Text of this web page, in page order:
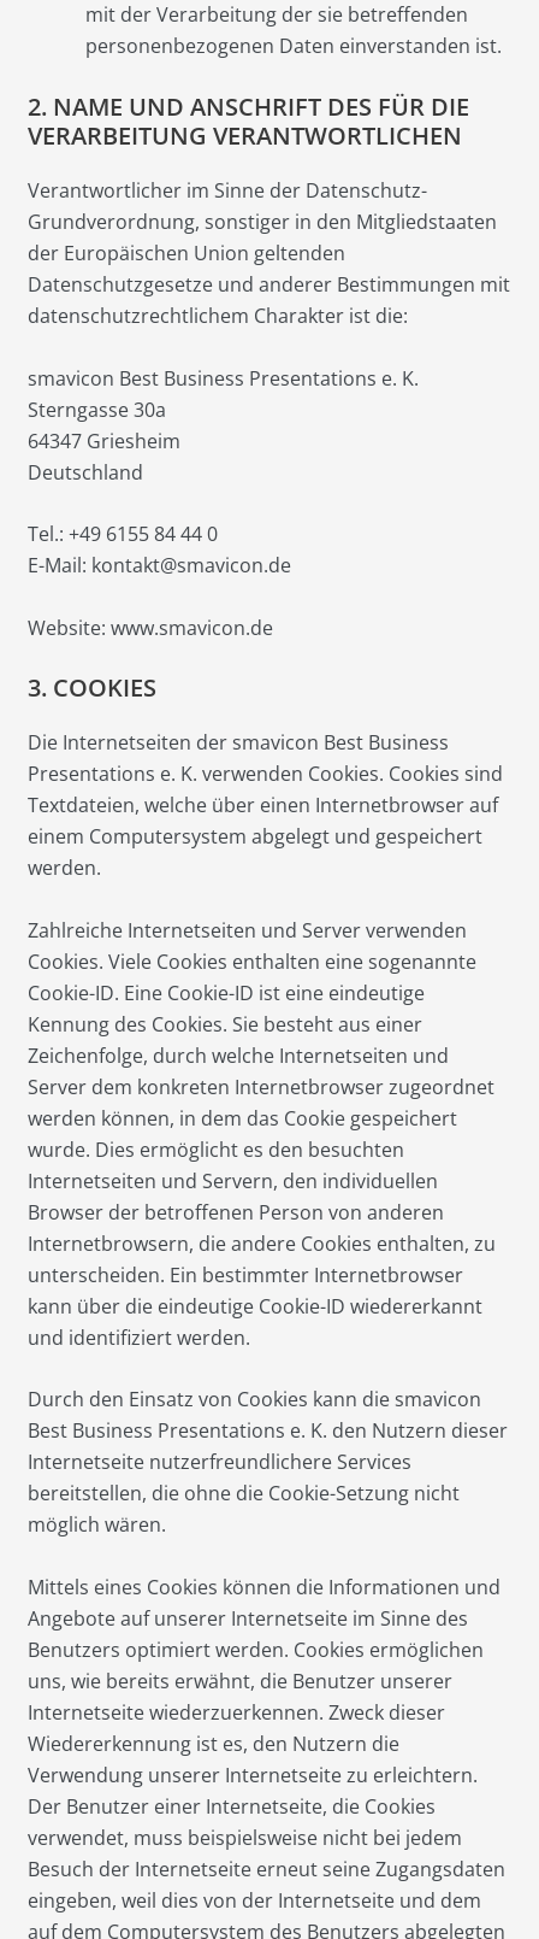
mit der Verarbeitung der sie betreffenden
personenbezogenen Daten einverstanden ist.
2. NAME UND ANSCHRIFT DES FÜR DIE
VERARBEITUNG VERANTWORTLICHEN
Verantwortlicher im Sinne der Datenschutz-
Grundverordnung, sonstiger in den Mitgliedstaaten
der Europäischen Union geltenden
Datenschutzgesetze und anderer Bestimmungen mit
datenschutzrechtlichem Charakter ist die:
smavicon Best Business Presentations e. K.
Sterngasse 30a
64347 Griesheim
Deutschland
Tel.: +49 6155 84 44 0
E-Mail: kontakt@smavicon.de
Website: www.smavicon.de
3. COOKIES
Die Internetseiten der smavicon Best Business
Presentations e. K. verwenden Cookies. Cookies sind
Textdateien, welche über einen Internetbrowser auf
einem Computersystem abgelegt und gespeichert
werden.
Zahlreiche Internetseiten und Server verwenden
Cookies. Viele Cookies enthalten eine sogenannte
Cookie-ID. Eine Cookie-ID ist eine eindeutige
Kennung des Cookies. Sie besteht aus einer
Zeichenfolge, durch welche Internetseiten und
Server dem konkreten Internetbrowser zugeordnet
werden können, in dem das Cookie gespeichert
wurde. Dies ermöglicht es den besuchten
Internetseiten und Servern, den individuellen
Browser der betroffenen Person von anderen
Internetbrowsern, die andere Cookies enthalten, zu
unterscheiden. Ein bestimmter Internetbrowser
kann über die eindeutige Cookie-ID wiedererkannt
und identifiziert werden.
Durch den Einsatz von Cookies kann die smavicon
Best Business Presentations e. K. den Nutzern dieser
Internetseite nutzerfreundlichere Services
bereitstellen, die ohne die Cookie-Setzung nicht
möglich wären.
Mittels eines Cookies können die Informationen und
Angebote auf unserer Internetseite im Sinne des
Benutzers optimiert werden. Cookies ermöglichen
uns, wie bereits erwähnt, die Benutzer unserer
Internetseite wiederzuerkennen. Zweck dieser
Wiedererkennung ist es, den Nutzern die
Verwendung unserer Internetseite zu erleichtern.
Der Benutzer einer Internetseite, die Cookies
verwendet, muss beispielsweise nicht bei jedem
Besuch der Internetseite erneut seine Zugangsdaten
eingeben, weil dies von der Internetseite und dem
auf dem Computersystem des Benutzers abgelegten